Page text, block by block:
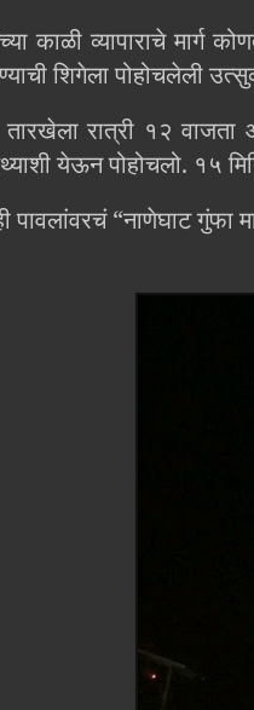
काळी व्यापाराचे
शिगेला पोहोचलेली
रात्री १२ वाजता
येऊन पोहोचलो. १५
पावलांवरचं “नाणेघाट गुंफा